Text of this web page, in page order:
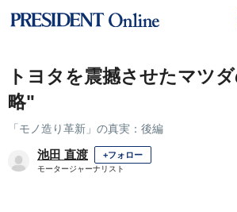
トヨタを震撼させたマツ
略"
「モノ造り革新」の真実：後編
池田 直渡 +フォロー
モータージャーナリスト